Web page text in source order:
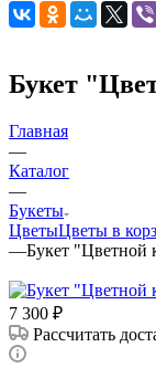
Букет
Главная
—
Каталог
—
Букеты
ЦветыЦветы в
—Букет "Цветной
7 300 ₽
Рассчитать